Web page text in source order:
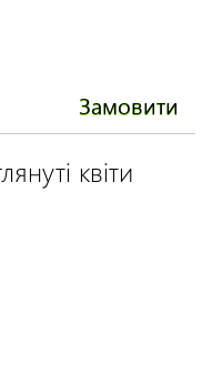
Замовити
квіти